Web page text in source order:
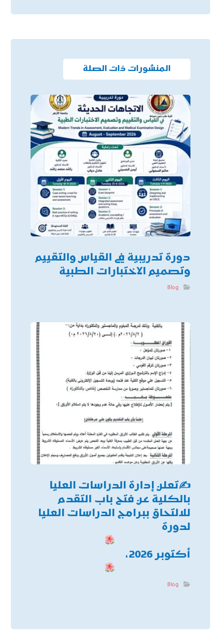
المنشورات ذات الصلة
دورة تدريبية في القياس والتقييم
وتصميم الاختبارات الطبية
Blog
✍تعلن إدارة الدراسات العليا
بالكلية عن فتح باب التقدم
للالتحاق ببرامج الدراسات العليا
لدورة
أكتوبر 2026،
Blog